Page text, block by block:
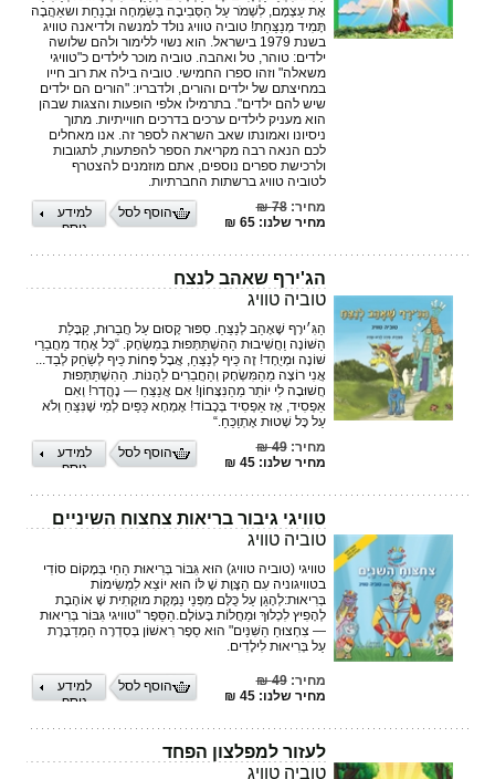
אֶת עַצְמָם, לִשְׁמֹר עַל הַסְּבִיבָה בְּשִׂמְחָה וּבְנַחַת ושאַהֲבָה
תָּמִיד מְנַצַּחַת! טוביה טוויג נולד למנשה ולדיאנה טוויג
בשנת 1979 בישראל. הוא נשוי ללימור ולהם שלושה
ילדים: טוהר, טל ואהבה. טוביה מוכר לילדים כ"טוויגי
משאלה" וזהו ספרו החמישי. טוביה בילה את רוב חייו
במחיצתם של ילדים והורים, ולדבריו: "הורים הם ילדים
שיש להם ילדים". בתרמילו אלפי הופעות והצגות שבהן
הוא מעניק לילדים ערכים בדרכים חווייתיות. מתוך
ניסיונו ואמונתו שאב השראה לספר זה. אנו מאחלים
לכם הנאה רבה מקריאת הספר להפתעות, לתגובות
ולרכישת ספרים נוספים, אתם מוזמנים להצטרף
לטוביה טוויג ברשתות החברתיות.
מחיר:78 ₪
מחיר שלנו: 65 ₪
למידע
נוסף
הוסף לסל
הג'ירף שאהב לנצח
טוביה טוויג
הַגִּ׳ירָף שֶׁאָהַב לְנַצֵּחַ. סִפּוּר קָסוּם עַל חֲבֵרוּת, קַבָּלַת
הַשּׁוֹנֶה וַחֲשִׁיבוּת הַהִשְׁתַּתְּפוּת בְּמִשְׂחָק. “כָּל אֶחָד מֵחֲבֵרַי
שׁוֹנֶה וּמְיֻחָד! זֶה כֵּיף לְנַצֵּחַ, אֲבָל פָּחוֹת כֵּיף לְשַׂחֵק לְבַד...
אֲנִי רוֹצֶה מֵהַמִּשְׂחָק וְהַחֲבֵרִים לֵהָנוֹת. הַהִשְׁתַּתְּפוּת
חֲשׁוּבָה לִי יוֹתֵר מֵהַנִּצָּחוֹן! אִם אֲנַצֵּחַ — נֶהֱדָר! וְאִם
אַפְסִיד, אָז אַפְסִיד בְּכָבוֹד! אֶמְחָא כַּפַּיִם לְמִי שֶׁנִּצֵּחַ וְלֹא
עַל כָּל שְׁטוּת אֶתְוַכֵּחַ.“
מחיר:49 ₪
מחיר שלנו: 45 ₪
למידע
נוסף
הוסף לסל
טוויגי גיבור בריאות צחצוח השיניים
טוביה טוויג
טוויגי (טוביה טוויג) הוּא גִּבּוֹר בְּרִיאוּת הַחַי בְּמָקוֹם סוֹדִי
בטוויגוניה עִם הַצֶּוֶת שֶׁ לּוֹ הוּא יוֹצֵא לִמְשִׂימוֹת
בְּרִיאוּת:לְהָגֵן עַל כֻּלָּם מִפְּנֵי נַמֶּקֶת מוּקָתִית שֶׁ אוֹהֶבֶת
לְהָפִיץ לִכְלוּךְ וּמַחֲלוֹת בָּעוֹלָם.הַסֵּפֶר "טוויגי גִּבּוֹר בְּרִיאוּת
— צִחְצוּחַ הַשִּׁנַּיִם" הוּא סֵפֶר רִאשׁוֹן בְּסִדְרָה הַמְדַבֶּרֶת
עַל בְּרִיאוּת לִילָדִים.
מחיר:49 ₪
מחיר שלנו: 45 ₪
למידע
נוסף
הוסף לסל
לעזור למפלצון הפחד
טוביה טוויג